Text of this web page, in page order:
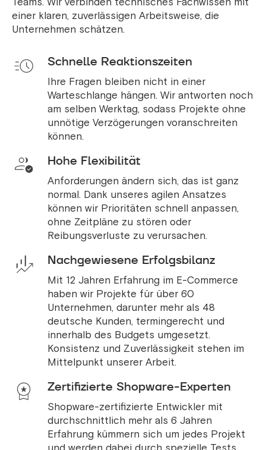
einer klaren, zuverlässigen Arbeitsweise, die
Unternehmen schätzen.
Schnelle Reaktionszeiten
Ihre Fragen bleiben nicht in einer
Warteschlange hängen. Wir antworten noch
am selben Werktag, sodass Projekte ohne
unnötige Verzögerungen voranschreiten
können.
Hohe Flexibilität
Anforderungen ändern sich, das ist ganz
normal. Dank unseres agilen Ansatzes
können wir Prioritäten schnell anpassen,
ohne Zeitpläne zu stören oder
Reibungsverluste zu verursachen.
Nachgewiesene Erfolgsbilanz
Mit 12 Jahren Erfahrung im E-Commerce
haben wir Projekte für über 60
Unternehmen, darunter mehr als 48
deutsche Kunden, termingerecht und
innerhalb des Budgets umgesetzt.
Konsistenz und Zuverlässigkeit stehen im
Mittelpunkt unserer Arbeit.
Zertifizierte Shopware-Experten
Shopware-zertifizierte Entwickler mit
durchschnittlich mehr als 6 Jahren
Erfahrung kümmern sich um jedes Projekt